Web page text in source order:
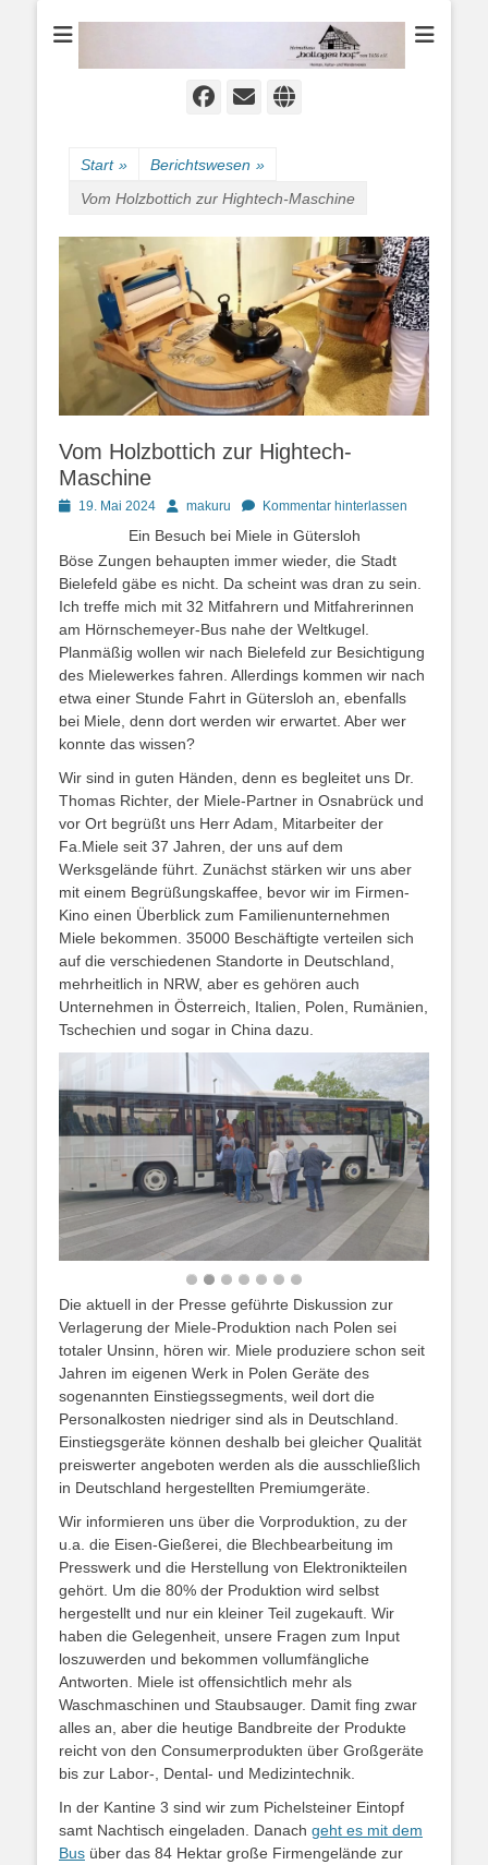
Heimathaus
Hollager Hof v.
Facebook
E-
Website
Start » Berichtswesen »
Vom Holzbottich zur Hightech-Maschine
Vom Holzbottich zur Hightech-
Maschine
Posted19. Mai 2024 Autormakuru Kommentar hinterlassen
Ein Besuch bei Miele in Gütersloh
Böse Zungen behaupten immer wieder, die Stadt
Bielefeld gäbe es nicht. Da scheint was dran zu sein.
Ich treffe mich mit 32 Mitfahrern und Mitfahrerinnen
am Hörnschemeyer-Bus nahe der Weltkugel.
Planmäßig wollen wir nach Bielefeld zur Besichtigung
des Mielewerkes fahren. Allerdings kommen wir nach
etwa einer Stunde Fahrt in Gütersloh an, ebenfalls
bei Miele, denn dort werden wir erwartet. Aber wer
konnte das wissen?
Wir sind in guten Händen, denn es begleitet uns Dr.
Thomas Richter, der Miele-Partner in Osnabrück und
vor Ort begrüßt uns Herr Adam, Mitarbeiter der
Fa.Miele seit 37 Jahren, der uns auf dem
Werksgelände führt. Zunächst stärken wir uns aber
mit einem Begrüßungskaffee, bevor wir im Firmen-
Kino einen Überblick zum Familienunternehmen
Miele bekommen. 35000 Beschäftigte verteilen sich
auf die verschiedenen Standorte in Deutschland,
mehrheitlich in NRW, aber es gehören auch
Unternehmen in Österreich, Italien, Polen, Rumänien,
Tschechien und sogar in China dazu.
Die aktuell in der Presse geführte Diskussion zur
Verlagerung der Miele-Produktion nach Polen sei
totaler Unsinn, hören wir. Miele produziere schon seit
Jahren im eigenen Werk in Polen Geräte des
sogenannten Einstiegssegments, weil dort die
Personalkosten niedriger sind als in Deutschland.
Einstiegsgeräte können deshalb bei gleicher Qualität
preiswerter angeboten werden als die ausschließlich
in Deutschland hergestellten Premiumgeräte.
Wir informieren uns über die Vorproduktion, zu der
u.a. die Eisen-Gießerei, die Blechbearbeitung im
Presswerk und die Herstellung von Elektronikteilen
gehört. Um die 80% der Produktion wird selbst
hergestellt und nur ein kleiner Teil zugekauft. Wir
haben die Gelegenheit, unsere Fragen zum Input
loszuwerden und bekommen vollumfängliche
Antworten. Miele ist offensichtlich mehr als
Waschmaschinen und Staubsauger. Damit fing zwar
alles an, aber die heutige Bandbreite der Produkte
reicht von den Consumerprodukten über Großgeräte
bis zur Labor-, Dental- und Medizintechnik.
In der Kantine 3 sind wir zum Pichelsteiner Eintopf
samt Nachtisch eingeladen. Danach geht es mit dem
Bus über das 84 Hektar große Firmengelände zur